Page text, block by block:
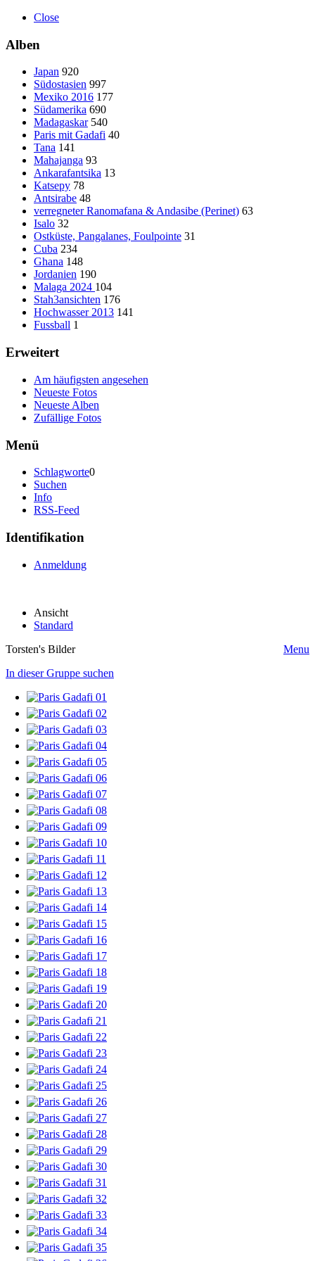
Close
Alben
Japan 920
Südostasien 997
Mexiko 2016 177
Südamerika 690
Madagaskar 540
Paris mit Gadafi 40
Tana 141
Mahajanga 93
Ankarafantsika 13
Katsepy 78
Antsirabe 48
verregneter Ranomafana & Andasibe (Perinet) 63
Isalo 32
Ostküste, Pangalanes, Foulpointe 31
Cuba 234
Ghana 148
Jordanien 190
Malaga 2024 104
Stah3ansichten 176
Hochwasser 2013 141
Fussball 1
Erweitert
Am häufigsten angesehen
Neueste Fotos
Neueste Alben
Zufällige Fotos
Menü
Schlagworte0
Suchen
Info
RSS-Feed
Identifikation
Anmeldung
Ansicht
Standard
Torsten's Bilder
Menu
In dieser Gruppe suchen